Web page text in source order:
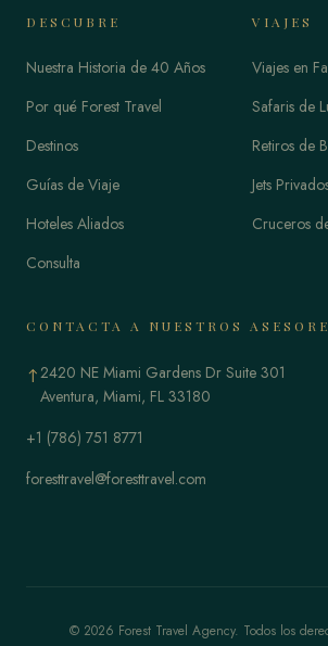
DESCUBRE
Nuestra Historia de 40 Años
Por qué Forest Travel
Destinos
Guías de Viaje
Hoteles Aliados
Consulta
VIAJES
Viajes en
Safaris de
Retiros de
Jets
Cruceros
CONTACTA A NUESTROS
↑2420 NE Miami Gardens Dr Suite 301
Aventura, Miami, FL 33180
+1 (786) 751 8771
foresttravel@foresttravel.com
© 2026 Forest Travel Agency. Todos los